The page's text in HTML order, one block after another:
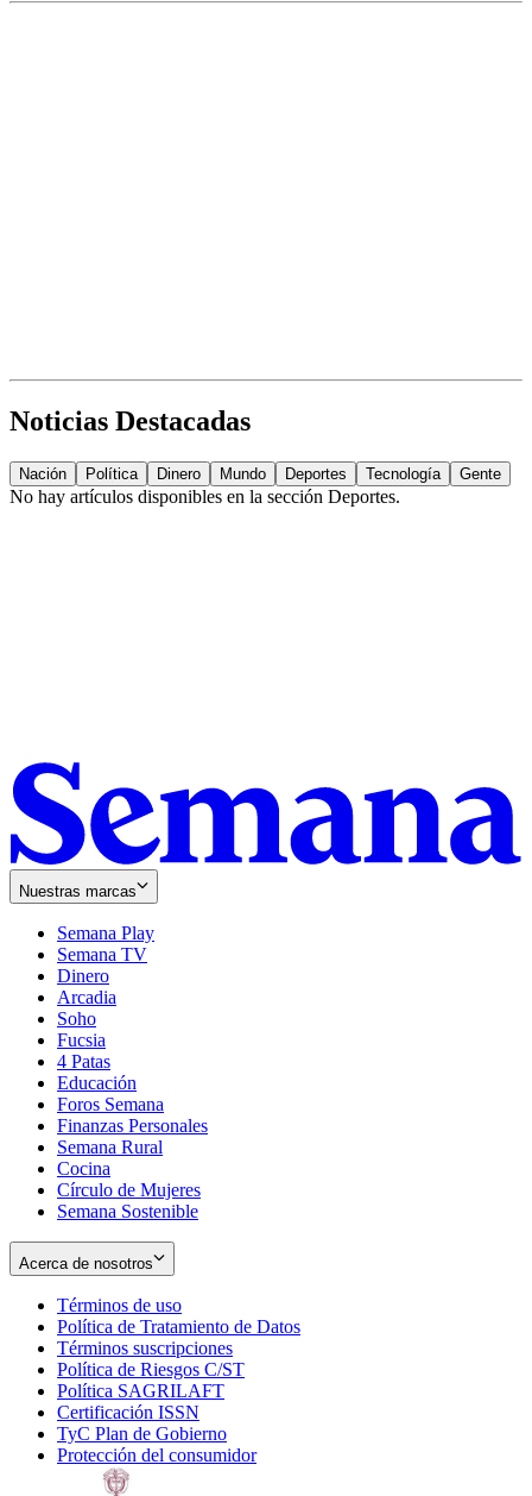
Noticias Destacadas
Nación Política Dinero Mundo Deportes Tecnología Gente
No hay artículos disponibles en la sección Deportes.
Nuestras marcas
Semana Play
Semana TV
Dinero
Arcadia
Soho
in
new
window
Fucsia
in
new
window
4 Patas
Educación
Foros Semana
Finanzas Personales
Semana Rural
Cocina
Círculo de Mujeres
Semana Sostenible
Acerca de nosotros
Términos de uso
in
new
window
Política de Tratamiento de Datos
Términos suscripciones
in
Política de Riesgos C/ST
Política SAGRILAFT
new
window
Certificación ISSN
in
new
TyC Plan de Gobierno
in
Protección del consumidorOpens